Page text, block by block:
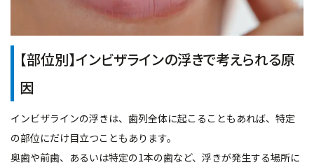
【部位別】インビザラインの浮きで考えられる原
因
インビザラインの浮きは、歯列全体に起こることもあれば、特定
の部位にだけ目立つこともあります。
奥歯や前歯、あるいは特定の1本の歯など、浮きが発生する場所に